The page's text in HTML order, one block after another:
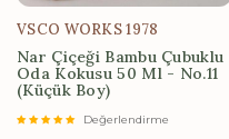
VSCO WORKS 1978
Nar Çiçeği Bambu Çubuklu
Oda Kokusu 50 Ml - No.11
(Küçük Boy)
Değerlendirme